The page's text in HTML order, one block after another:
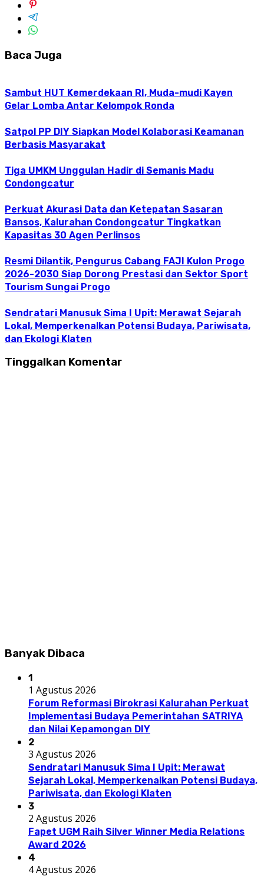
Baca Juga
Sambut HUT Kemerdekaan RI, Muda-mudi Kayen
Gelar Lomba Antar Kelompok Ronda
Satpol PP DIY Siapkan Model Kolaborasi Keamanan
Berbasis Masyarakat
Tiga UMKM Unggulan Hadir di Semanis Madu
Condongcatur
Perkuat Akurasi Data dan Ketepatan Sasaran
Bansos, Kalurahan Condongcatur Tingkatkan
Kapasitas 30 Agen Perlinsos
Resmi Dilantik, Pengurus Cabang FAJI Kulon Progo
2026-2030 Siap Dorong Prestasi dan Sektor Sport
Tourism Sungai Progo
Sendratari Manusuk Sima I Upit: Merawat Sejarah
Lokal, Memperkenalkan Potensi Budaya, Pariwisata,
dan Ekologi Klaten
Tinggalkan Komentar
Banyak Dibaca
1
1 Agustus 2026
Forum Reformasi Birokrasi Kalurahan Perkuat
Implementasi Budaya Pemerintahan SATRIYA
dan Nilai Kepamongan DIY
2
3 Agustus 2026
Sendratari Manusuk Sima I Upit: Merawat
Sejarah Lokal, Memperkenalkan Potensi Budaya,
Pariwisata, dan Ekologi Klaten
3
2 Agustus 2026
Fapet UGM Raih Silver Winner Media Relations
Award 2026
4
4 Agustus 2026